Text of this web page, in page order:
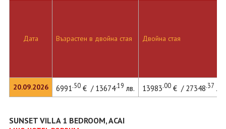
Дата
20.09.2026
Възрастен в двойна стая Двойна стая
6991.50€ / 13674.19 лв. 13983.00€ / 27348.37 лв.
SUNSET VILLA 1 BEDROOM, ACAI